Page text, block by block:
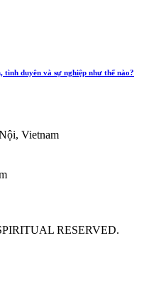
tình duyên và sự nghiệp như thế nào?
Vietnam
RESERVED.